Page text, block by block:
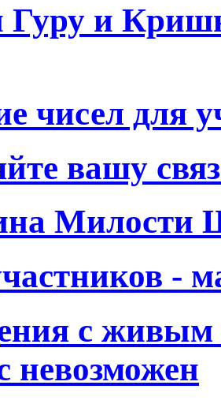
Гуру и
чисел для
вашу
-
с живым
невозможен